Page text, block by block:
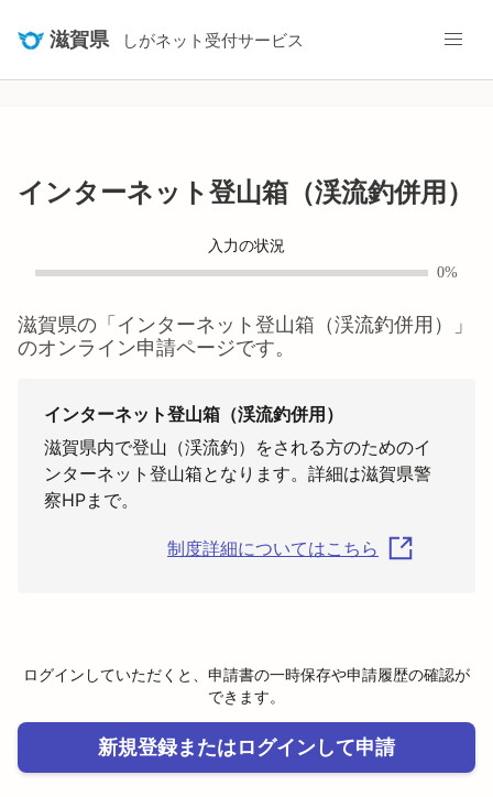
滋賀県 しがネット受付サービス
インターネット登山箱（渓流釣併用）
入力の状況
0%
滋賀県の「 インターネット登山箱（渓流釣併用）
」
のオンライン申請ページです。
インターネット登山箱（渓流釣併用）
滋賀県内で登山（渓流釣）をされる方のためのイ
ンターネット登山箱となります。詳細は滋賀県警
察HPまで。
制度詳細についてはこちら
ログインしていただくと、申請書の一時保存や申請履歴の確認が
できます。
新規登録またはログインして申請